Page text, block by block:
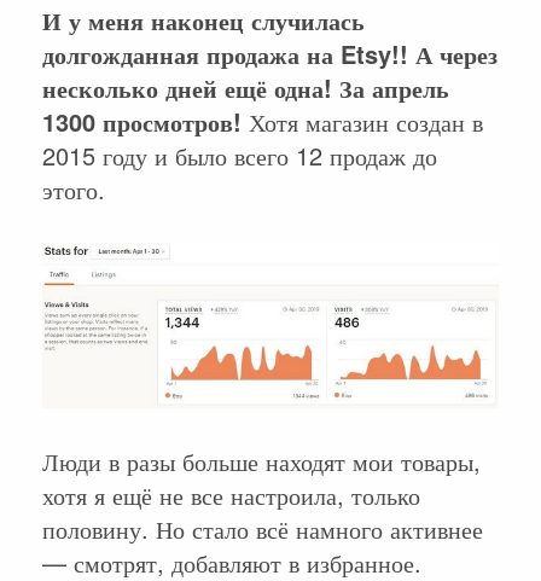
И у меня наконец случилась
долгожданная продажа на Etsy!! А через
несколько дней ещё одна! За апрель
1300 просмотров! Хотя магазин создан в
2015 году и было всего 12 продаж до
этого.
Люди в разы больше находят мои товары,
хотя я ещё не все настроила, только
половину. Но стало всё намного активнее
— смотрят, добавляют в избранное.